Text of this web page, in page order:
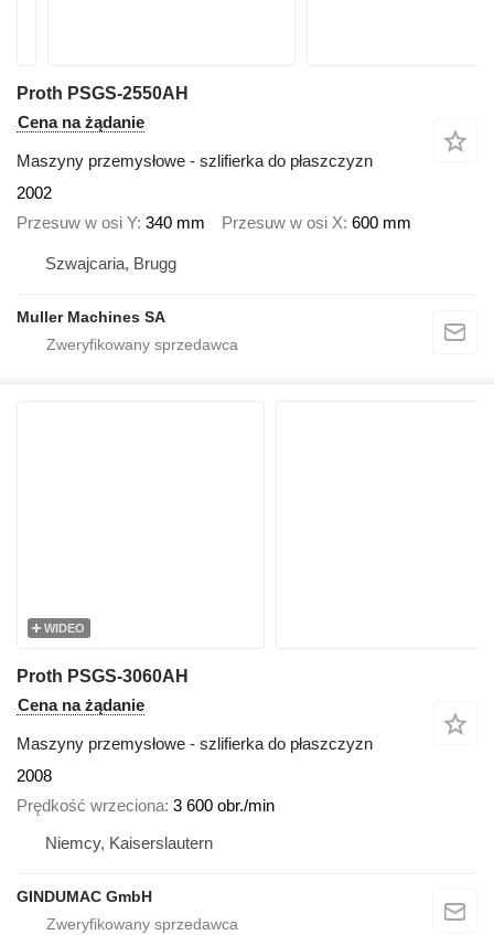
Proth PSGS-2550AH
Cena na żądanie
Maszyny przemysłowe - szlifierka do płaszczyzn
2002
Przesuw w osi Y 340 mm Przesuw w osi X 600 mm
Szwajcaria, Brugg
Muller Machines SA
WIDEO
Proth PSGS-3060AH
Cena na żądanie
Maszyny przemysłowe - szlifierka do płaszczyzn
2008
Prędkość wrzeciona 3 600 obr./min
Niemcy, Kaiserslautern
GINDUMAC GmbH